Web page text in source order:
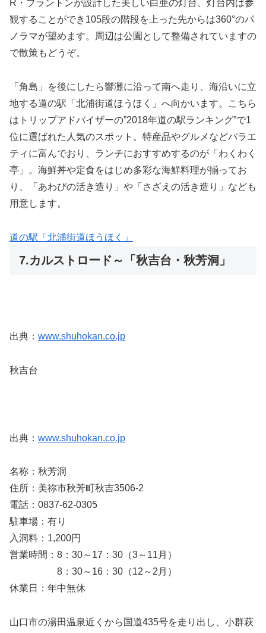
R・ブラントンが設計した美しい白亜の灯台、灯台内は参
観することができ105段の階段を上った先からは360°のパ
ノラマが望めます。周辺は公園として整備されていますの
で散策もどうぞ。
「角島」を後にしたら響灘に沿って南へ走り、海沿いに立
地する道の駅「北浦街道ほうほく」へ向かいます。こちら
はトリップアドバイザーの”2018年道の駅ランキング”で1
位に選ばれた人気のスポット。特産品やグルメなどバラエ
ティに富んでおり、ランチにおすすめするのが「わくわく
亭」。海鮮丼や定食をはじめ多彩な海鮮料理が揃ってお
り、「あわびの活き造り」や「さざえの活き造り」なども
用意します。
道の駅「北浦街道ほうほく」
7.カルストロード～「秋吉台・秋芳洞」
出典： www.shuhokan.co.jp
秋吉台
出典： www.shuhokan.co.jp
名称：秋芳洞
住所：美祢市秋芳町秋吉3506-2
電話：0837-62-0305
駐車場：有り
入洞料：1,200円
営業時間：8：30～17：30（3～11月）
8：30～16：30（12～2月）
休業日：年中無休
山口市の湯田温泉近くから国道435号を走り出し、小群萩